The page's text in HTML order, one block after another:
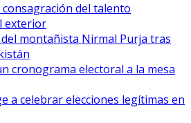
consagración del talento
exterior
montañista Nirmal Purja tras
cronograma electoral a la mesa
a celebrar elecciones legítimas en